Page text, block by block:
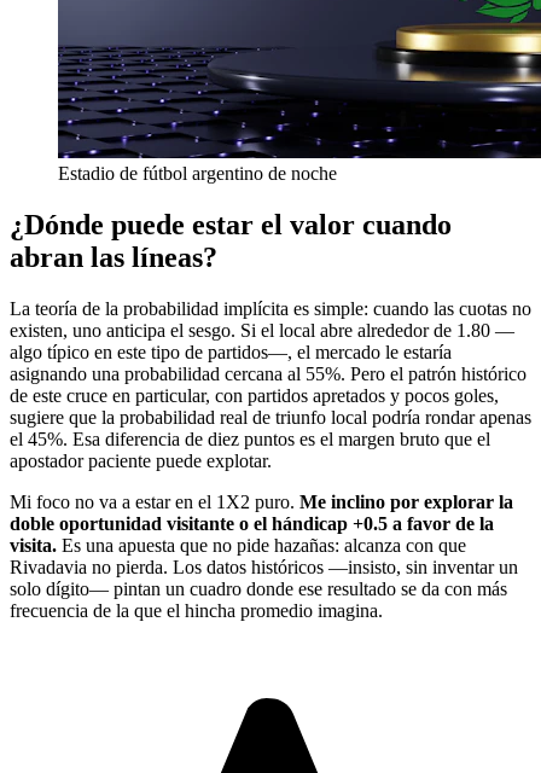
Estadio de fútbol argentino de noche
¿Dónde puede estar el valor cuando
abran las líneas?
La teoría de la probabilidad implícita es simple: cuando las cuotas no
existen, uno anticipa el sesgo. Si el local abre alrededor de 1.80 —
algo típico en este tipo de partidos—, el mercado le estaría
asignando una probabilidad cercana al 55%. Pero el patrón histórico
de este cruce en particular, con partidos apretados y pocos goles,
sugiere que la probabilidad real de triunfo local podría rondar apenas
el 45%. Esa diferencia de diez puntos es el margen bruto que el
apostador paciente puede explotar.
Mi foco no va a estar en el 1X2 puro. Me inclino por explorar la
doble oportunidad visitante o el hándicap +0.5 a favor de la
visita. Es una apuesta que no pide hazañas: alcanza con que
Rivadavia no pierda. Los datos históricos —insisto, sin inventar un
solo dígito— pintan un cuadro donde ese resultado se da con más
frecuencia de la que el hincha promedio imagina.